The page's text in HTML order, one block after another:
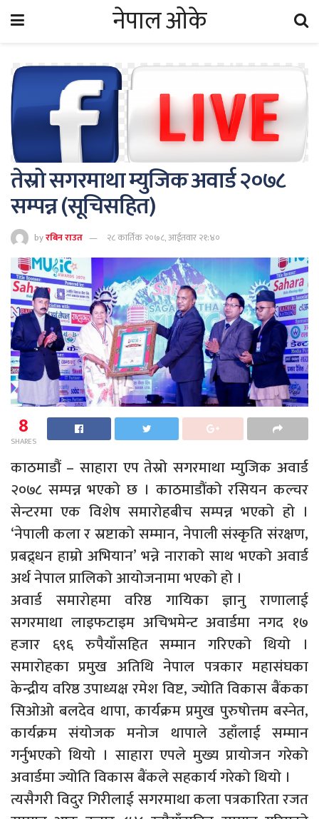
नेपाल ओके
तेस्रो सगरमाथा म्युजिक अवार्ड २०७८
सम्पन्न (सूचिसहित)
byरबिन राउत २८ कार्तिक २०७८, आईतवार २१:४०
8
SHARES
काठमाडौं – साहारा एप तेस्रो सगरमाथा म्युजिक अवार्ड
२०७८ सम्पन्न भएको छ । काठमाडौंको रसियन कल्चर
सेन्टरमा एक विशेष समारोहबीच सम्पन्न भएको हो ।
‘नेपाली कला र स्रष्टाको सम्मान, नेपाली संस्कृति संरक्षण,
प्रबद्र्धन हाम्रो अभियान’ भन्ने नाराको साथ भएको अवार्ड
अर्थ नेपाल प्रालिको आयोजनामा भएको हो ।
अवार्ड समारोहमा वरिष्ठ गायिका ज्ञानु राणालाई
सगरमाथा लाइफटाइम अचिभमेन्ट अवार्डमा नगद १७
हजार ६९६ रुपैयाँसहित सम्मान गरिएको थियो ।
समारोहका प्रमुख अतिथि नेपाल पत्रकार महासंघका
केन्द्रीय वरिष्ठ उपाध्यक्ष रमेश विष्ट, ज्योति विकास बैंकका
सिओओ बलदेव थापा, कार्यक्रम प्रमुख पुरुषोत्तम बस्नेत,
कार्यक्रम संयोजक मनोज थापाले उहाँलाई सम्मान
गर्नुभएको थियो । साहारा एपले मुख्य प्रायोजन गरेको
अवार्डमा ज्योति विकास बैंकले सहकार्य गरेको थियो ।
त्यसैगरी विदुर गिरीलाई सगरमाथा कला पत्रकारिता रजत